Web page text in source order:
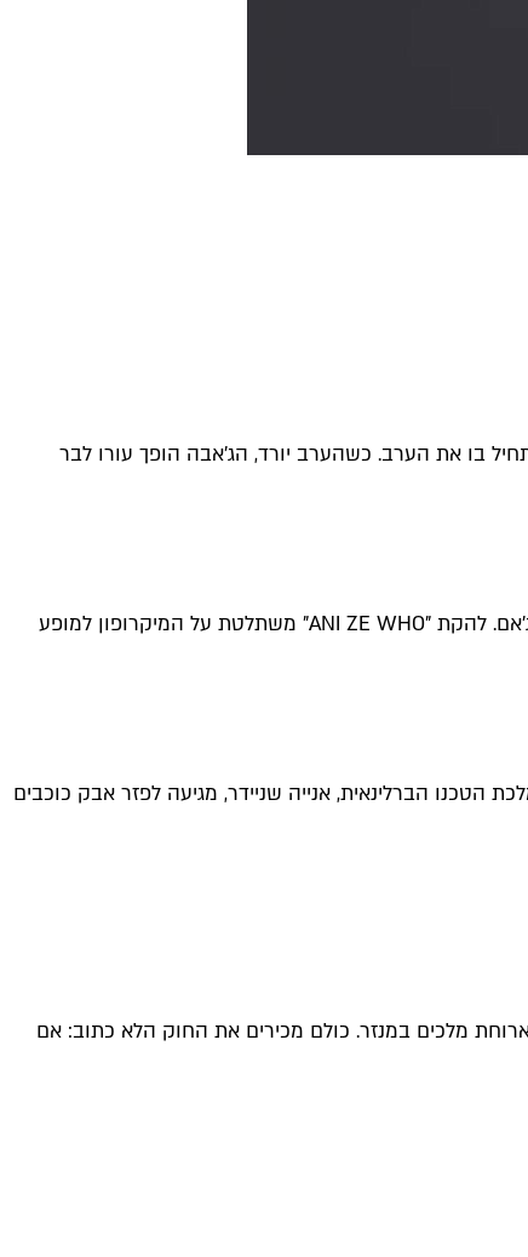
בו את הערב. כשהערב יורד, הג'אבה הופך עורו לבר
שתינו בזול, אכלנו טוב ואנחנו ממשיכים ליעד הבא. חממו את הגרון. החדר 140, חלק בלתי נפרד מרחוב בן יהודה, פצח במסורת ערבי ג'אם. להקת "ANI ZE WHO" משתלטת על המיקרופון למופע
טכנו שיטלטל את עולמכם. מלכת הטכנו הברלינאית, אנייה שניידר, מגיעה לפזר אבק כוכבים
מלכים במנזר. כולם מכירים את החוק הלא כתוב: אם